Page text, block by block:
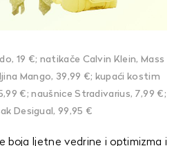
19 €; natikače Calvin Klein, Mass
Mango, 39,99 €; kupaći kostim
€; naušnice Stradivarius, 7,99 €;
Desigual, 99,95 €
boja ljetne vedrine i optimizma i